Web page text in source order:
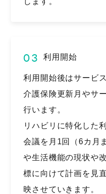
03 利用開始
利用開始後はサービ
介護保険更新月やサ
行います。
リハビリに特化した
会議を月1回（6カ月
や生活機能の現状や
標に向けて計画を見
映させていきます。